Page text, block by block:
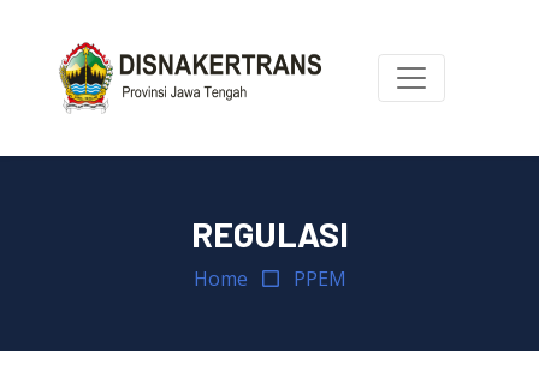
REGULASI
Home PPEM